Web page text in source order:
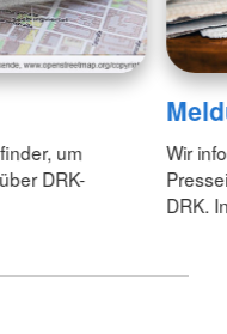
um
DRK-
Wir
DRK.